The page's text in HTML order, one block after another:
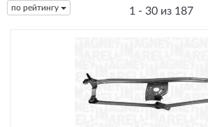
по рейтингу 1 - 30 из 187